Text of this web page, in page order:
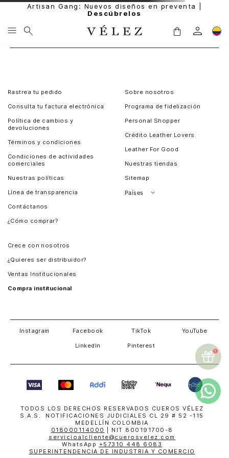
Artisan Gang: Nuevos diseños en preventa |
Descúbrelos
Rastrea tu pedido
Consulta tu factura electrónica
Política de cambios y
devoluciones
Términos y condiciones
Condiciones de actividades
comerciales
Nuestras políticas
Línea de transparencia
Contáctanos
¿Cómo comprar?
Sobre nosotros
Programa de fidelización
Personal Shopper
Crédito Leather Lovers
Leather For Good
Nuestras tiendas
Sitemap
Países
Crece con nosotros
¿Quieres ser distribuidor?
Ventas Institucionales
Compra institucional
Instagram Facebook TikTok YouTube
LinkedIn Pinterest
TODOS LOS DERECHOS RESERVADOS CUEROS VÉLEZ
S.A.S. NOTIFICACIONES JUDICIALES CL 29 # 52 -115
MEDELLÍN COLOMBIA
018000114000
| NIT 800191700-8
servicioalcliente@cuerosvelez.com
WhatsApp +57310 448 6083
SUPERINTENDENCIA DE INDUSTRIA Y COMERCIO